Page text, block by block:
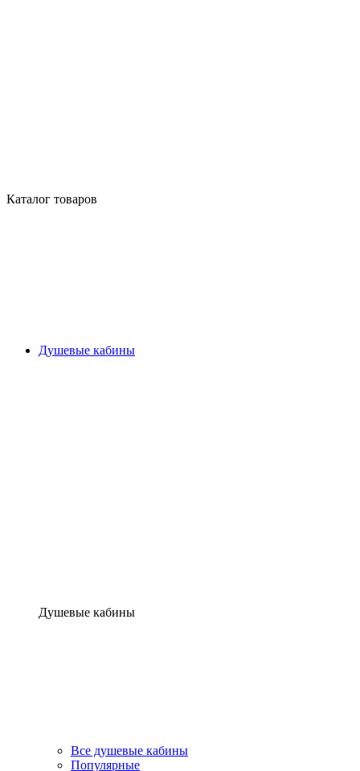
Каталог товаров
Душевые кабины
Душевые кабины
Все душевые кабины
Популярные